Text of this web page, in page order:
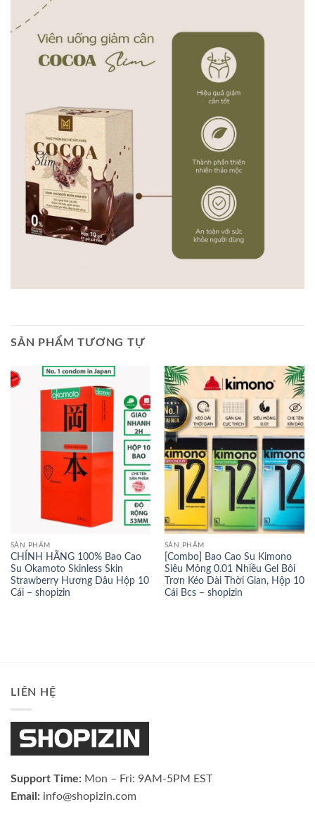
SẢN PHẨM TƯƠNG TỰ
SẢN PHẨM
CHÍNH HÃNG 100% Bao Cao
Su Okamoto Skinless Skin
Strawberry Hương Dâu Hộp 10
Cái – shopizin
SẢN PHẨM
[Combo] Bao Cao Su Kimono
Siêu Mỏng 0.01 Nhiều Gel Bôi
Trơn Kéo Dài Thời Gian, Hộp 10
Cái Bcs – shopizin
LIÊN HỆ
Support Time: Mon – Fri: 9AM-5PM EST
Email: info@shopizin.com